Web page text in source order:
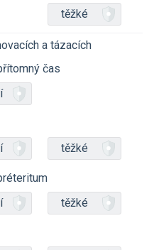
těžké
a tázacích
čas
těžké
těžké